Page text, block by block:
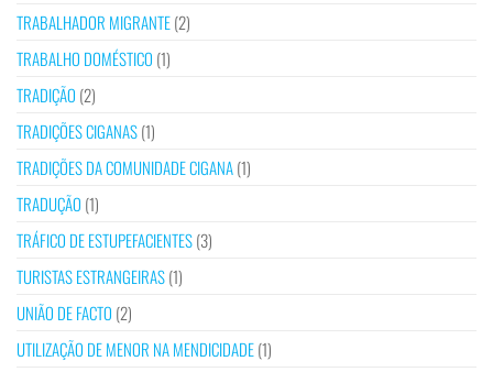
TRABALHADOR MIGRANTE(2)
TRABALHO DOMÉSTICO (1)
TRADIÇÃO (2)
TRADIÇÕES CIGANAS(1)
TRADIÇÕES DA COMUNIDADE CIGANA(1)
TRADUÇÃO (1)
TRÁFICO DE ESTUPEFACIENTES(3)
TURISTAS ESTRANGEIRAS(1)
UNIÃO DE FACTO (2)
UTILIZAÇÃO DE MENOR NA MENDICIDADE(1)